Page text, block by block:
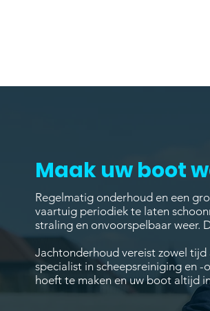
Maak uw boot
Regelmatig onderhoud en een
vaartuig periodiek te laten
straling en onvoorspelbaar weer.
Jachtonderhoud vereist zowel tijd
specialist in scheepsreiniging en
hoeft te maken en uw boot altijd